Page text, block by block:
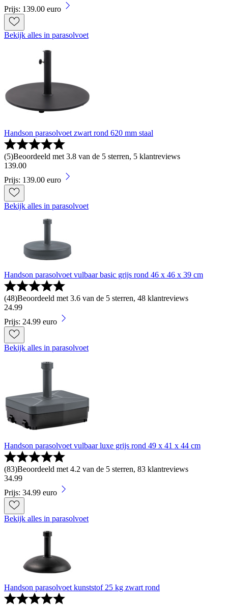
Prijs: 139.00 euro
Bekijk alles in parasolvoet
Handson parasolvoet zwart rond 620 mm staal
(5)Beoordeeld met 3.8 van de 5 sterren, 5 klantreviews
139.00
Prijs: 139.00 euro
Bekijk alles in parasolvoet
Handson parasolvoet vulbaar basic grijs rond 46 x 46 x 39 cm
(48)Beoordeeld met 3.6 van de 5 sterren, 48 klantreviews
24.99
Prijs: 24.99 euro
Bekijk alles in parasolvoet
Handson parasolvoet vulbaar luxe grijs rond 49 x 41 x 44 cm
(83)Beoordeeld met 4.2 van de 5 sterren, 83 klantreviews
34.99
Prijs: 34.99 euro
Bekijk alles in parasolvoet
Handson parasolvoet kunststof 25 kg zwart rond